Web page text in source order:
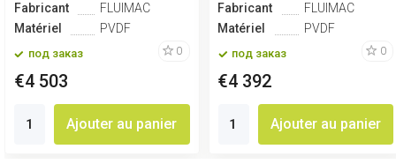
Fabricant
FLUIMAC
Matériel
PVDF
под заказ 0
€4 503
Ajouter au panier
Fabricant
FLUIMAC
Matériel
PVDF
под заказ 0
€4 392
Ajouter au panier